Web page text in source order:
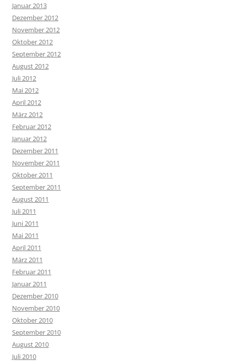
Januar 2013
Dezember 2012
November 2012
Oktober 2012
September 2012
August 2012
Juli 2012
Mai 2012
April 2012
März 2012
Februar 2012
Januar 2012
Dezember 2011
November 2011
Oktober 2011
September 2011
August 2011
Juli 2011
Juni 2011
Mai 2011
April 2011
März 2011
Februar 2011
Januar 2011
Dezember 2010
November 2010
Oktober 2010
September 2010
August 2010
Juli 2010